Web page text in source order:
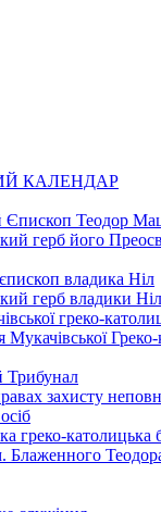
КАЛЕНДАР
Єпископ Теодор
герб його
владика Ніл
герб владики
греко-
Мукачівської Греко-
Трибунал
захисту
греко-католицька
Блаженного